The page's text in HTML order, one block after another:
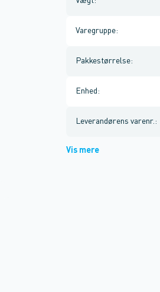
Varegruppe:
Pakkestørrelse:
Enhed :
Leverandørens varenr. :
Vis mere